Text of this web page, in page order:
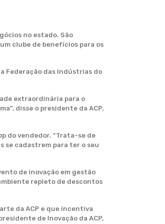
no estado. São
clube de benefícios para os
Federação das Indústrias do
extraordinária para o
disse o presidente da ACP,
do vendedor. “Trata-se de
se cadastrem para ter o seu
de inovação em gestão
repleto de descontos
da ACP e que incentiva
de Inovação da ACP,